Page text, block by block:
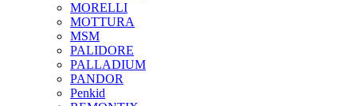
MORELLI
MOTTURA
MSM
PALIDORE
PALLADIUM
PANDOR
Penkid